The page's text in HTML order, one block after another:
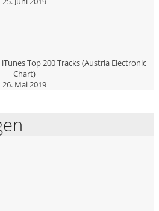
Top 200 Tracks (Austria Electronic
Chart)
26. Mai 2019